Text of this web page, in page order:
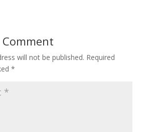
will not be published. Required
*